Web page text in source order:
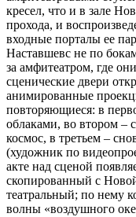
кресел, что и в зале
прохода, и
входные порталы ее
Наставшевс не по
за амфитеатром, где
сценические двери
анимированные
повторяющиеся: в
облаками, во втором –
космос, в третьем –
(художник по
акте над сценой
скопированный с
театральный; по нему
волны «воздушного